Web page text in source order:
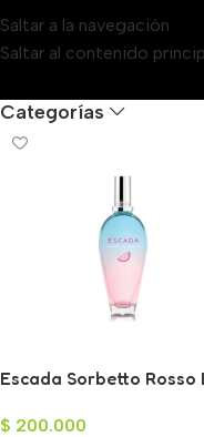
Saltar a la navegación
Saltar al contenido
Categorías
Escada Sorbetto Rosso
$ 200.000